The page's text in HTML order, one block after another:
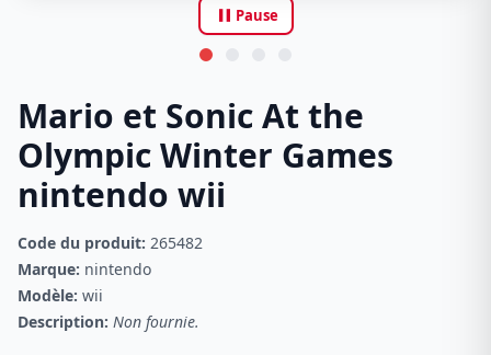
pause Pause
Mario et Sonic At the
Olympic Winter Games
nintendo wii
Code du produit: 265482
Marque: nintendo
Modèle: wii
Description: Non fournie.